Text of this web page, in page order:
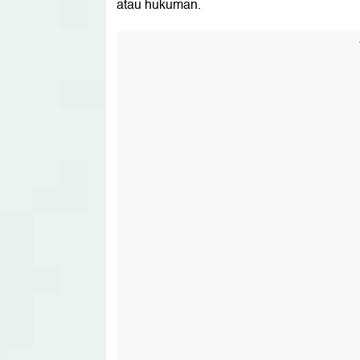
atau hukuman.